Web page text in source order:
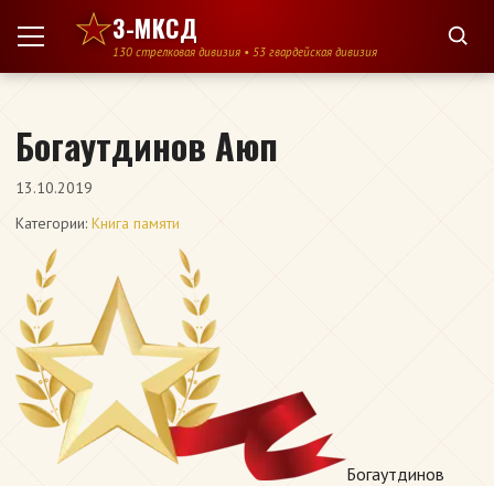
Перейти к содержимому
3-МКСД
130 стрелковая дивизия • 53 гвардейская дивизия
Богаутдинов Аюп
13.10.2019
Категории: Книга памяти
Богаутдинов